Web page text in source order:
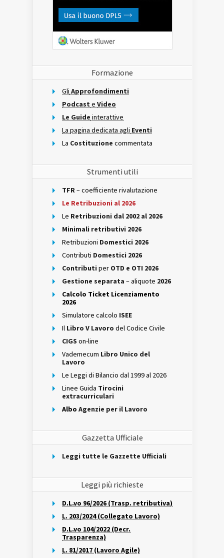
Formazione
Gli Approfondimenti
Podcast e Video
Le Guide interattive
La pagina dedicata agli Eventi
La Costituzione commentata
Strumenti utili
TFR– coefficiente rivalutazione
Le Retribuzioni al 2026
Le Retribuzioni dal 2002 al 2026
Minimali retributivi 2026
Retribuzioni Domestici 2026
Contributi Domestici 2026
Contributi per OTD e OTI 2026
Gestione separata – aliquote 2026
Calcolo Ticket Licenziamento
2026
Simulatore calcolo ISEE
Il Libro V Lavoro del Codice Civile
CIGS on-line
Vademecum Libro Unico del
Lavoro
Le Leggi di Bilancio dal 1999 al 2026
Linee Guida Tirocini
extracurriculari
Albo Agenzie per il Lavoro
Gazzetta Ufficiale
Leggi tutte le Gazzette Ufficiali
Leggi più richieste
D.L.vo 96/2026 (Trasp. retributiva)
L. 203/2024 (Collegato Lavoro)
D.L.vo 104/2022 (Decr.
Trasparenza)
L. 81/2017 (Lavoro Agile)